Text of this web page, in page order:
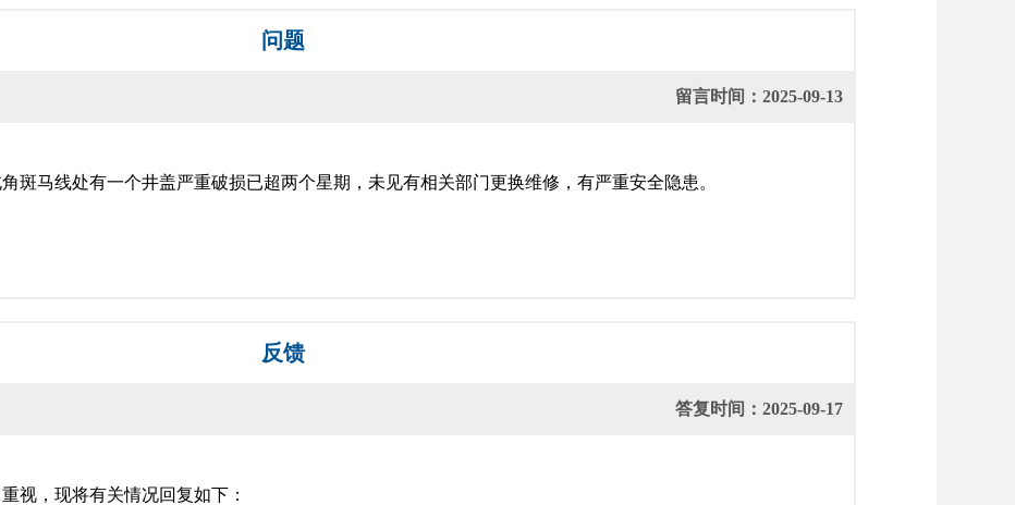
问题
留言时间：2025-09-13
斑马线处有一个井盖严重破损已超两个星期，未见有相关部门更换维修，有严重安全隐患。
反馈
答复时间：2025-09-17
，现将有关情况回复如下：